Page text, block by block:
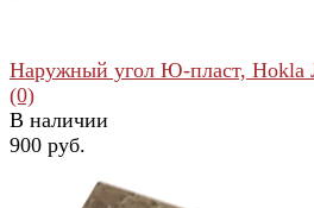
Наружный угол Ю-пласт, Hokla
(0)
В наличии
900 руб.